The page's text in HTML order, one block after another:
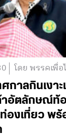
โดย พรรคเพื่อ
ศกาลกินเงา
าอัตลักษณ์ท้
องเที่ยว พ